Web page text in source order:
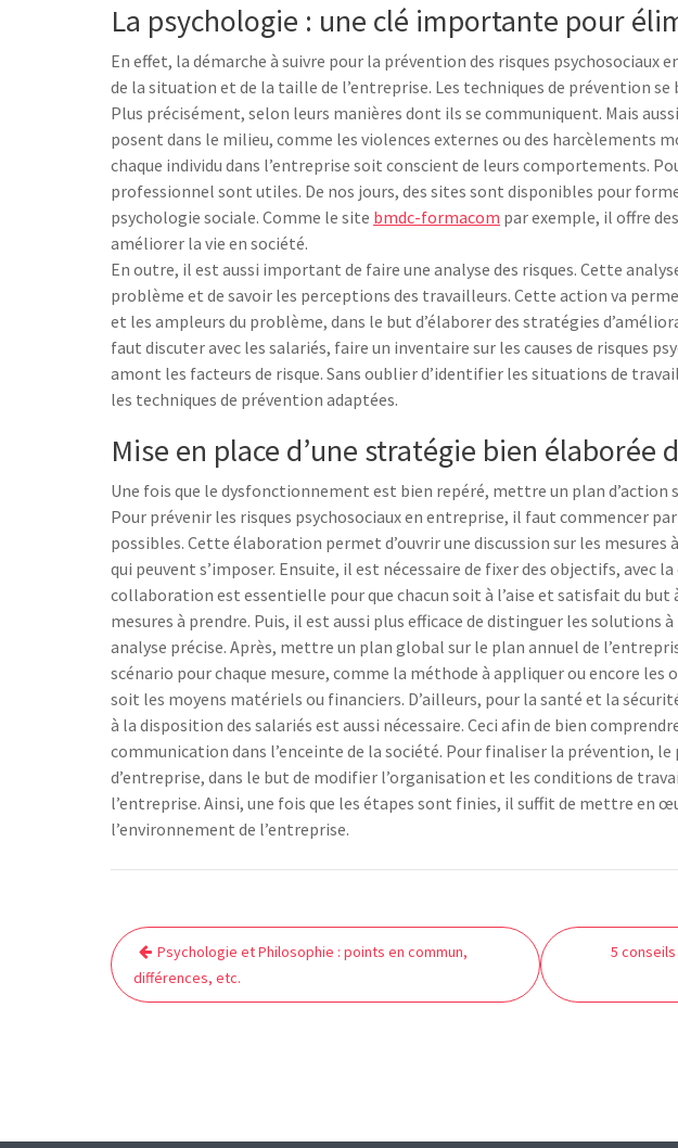
La psychologie : une clé importante pour
En effet, la démarche à suivre pour la prévention des risques psychosociaux
de la situation et de la taille de l’entreprise. Les techniques de prévention se
Plus précisément, selon leurs manières dont ils se communiquent. Mais
posent dans le milieu, comme les violences externes ou des harcèlements
chaque individu dans l’entreprise soit conscient de leurs comportements.
professionnel sont utiles. De nos jours, des sites sont disponibles pour
psychologie sociale. Comme le site bmdc-formacom par exemple, il offre
améliorer la vie en société.
En outre, il est aussi important de faire une analyse des risques. Cette
problème et de savoir les perceptions des travailleurs. Cette action va
et les ampleurs du problème, dans le but d’élaborer des stratégies
faut discuter avec les salariés, faire un inventaire sur les causes de risques
amont les facteurs de risque. Sans oublier d’identifier les situations de
les techniques de prévention adaptées.
Mise en place d’une stratégie bien élaborée
Une fois que le dysfonctionnement est bien repéré, mettre un plan d’action
Pour prévenir les risques psychosociaux en entreprise, il faut commencer
possibles. Cette élaboration permet d’ouvrir une discussion sur les
qui peuvent s’imposer. Ensuite, il est nécessaire de fixer des objectifs, avec
collaboration est essentielle pour que chacun soit à l’aise et satisfait du
mesures à prendre. Puis, il est aussi plus efficace de distinguer les solutions
analyse précise. Après, mettre un plan global sur le plan annuel de
scénario pour chaque mesure, comme la méthode à appliquer ou encore les
soit les moyens matériels ou financiers. D’ailleurs, pour la santé et la
à la disposition des salariés est aussi nécessaire. Ceci afin de bien
communication dans l’enceinte de la société. Pour finaliser la prévention, le
d’entreprise, dans le but de modifier l’organisation et les conditions de
l’entreprise. Ainsi, une fois que les étapes sont finies, il suffit de mettre en
l’environnement de l’entreprise.
Navigation
de
l’article
Psychologie et Philosophie : points en commun,
différences, etc.
5